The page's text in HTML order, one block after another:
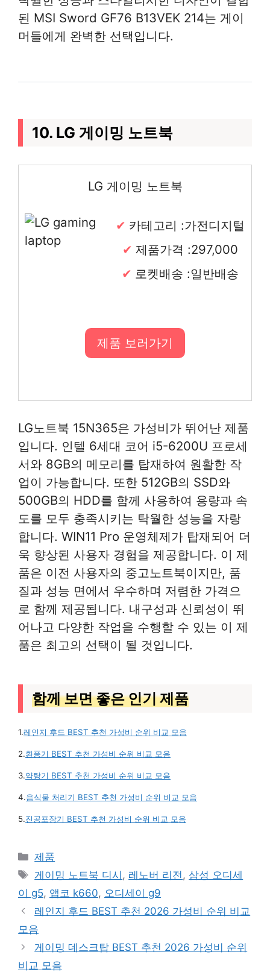
된 MSI Sword GF76 B13VEK 214는 게이
머들에게 완벽한 선택입니다.
10. LG 게이밍 노트북
LG 게이밍 노트북
카테고리 :가전디지털
제품가격 :297,000
로켓배송 :일반배송
제품 보러가기
LG노트북 15N365은 가성비가 뛰어난 제품
입니다. 인텔 6세대 코어 i5-6200U 프로세
서와 8GB의 메모리를 탑재하여 원활한 작
업이 가능합니다. 또한 512GB의 SSD와
500GB의 HDD를 함께 사용하여 용량과 속
도를 모두 충족시키는 탁월한 성능을 자랑
합니다. WIN11 Pro 운영체제가 탑재되어 더
욱 향상된 사용자 경험을 제공합니다. 이 제
품은 이전 사용자의 중고노트북이지만, 품
질과 성능 면에서 우수하며 저렴한 가격으
로 함께 제공됩니다. 내구성과 신뢰성이 뛰
어나고 다양한 작업을 수행할 수 있는 이 제
품은 최고의 선택이 될 것입니다.
함께 보면 좋은 인기 제품
1.레인지 후드 BEST 추천 가성비 순위 비교 모음
2.환풍기 BEST 추천 가성비 순위 비교 모음
3.약탕기 BEST 추천 가성비 순위 비교 모음
4.음식물 처리기 BEST 추천 가성비 순위 비교 모음
5.진공포장기 BEST 추천 가성비 순위 비교 모음
카
테
고
리
제품
태
그
게이밍 노트북 디시 , 레노버 리전 , 삼성 오디세
이 g5, 앱코 k660, 오디세이 g9
레인지 후드 BEST 추천 2026 가성비 순위 비교
모음
게이밍 데스크탑 BEST 추천 2026 가성비 순위
비교 모음